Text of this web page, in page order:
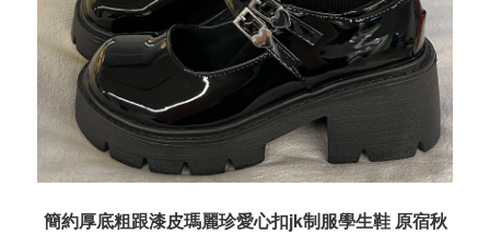
簡約厚底粗跟漆皮瑪麗珍愛心扣jk制服學生鞋 原宿秋